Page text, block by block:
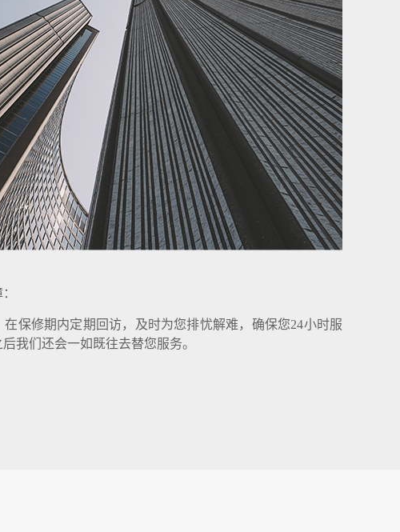
保修期内定期回访，及时为您排忧解难，确保您24小时服
我们还会一如既往去替您服务。